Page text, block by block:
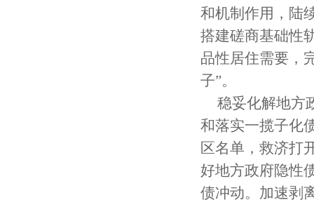
和机制作用，陆
搭建磋商基础性
品性居住需要，
子”。
稳妥化解地方
和落实一揽子化
区名单，救济打
好地方政府隐性
债冲动。加速剥